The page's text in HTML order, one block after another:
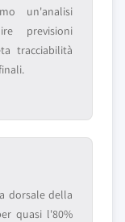
un'analisi
previsioni
tracciabilità
dorsale della
quasi l'80%